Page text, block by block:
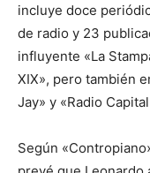
incluye doce
de radio y 23
influyente «La
XIX», pero también
Jay» y «Radio
Según